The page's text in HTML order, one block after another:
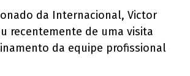
da Internacional, Victor
recentemente de uma visita
da equipe profissional